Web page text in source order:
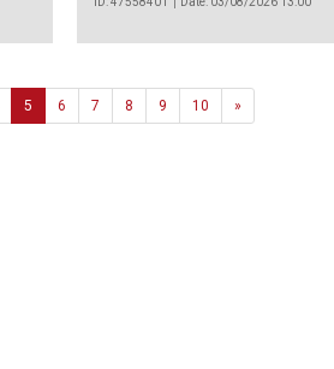
5 6 7 8 9 10 »Next